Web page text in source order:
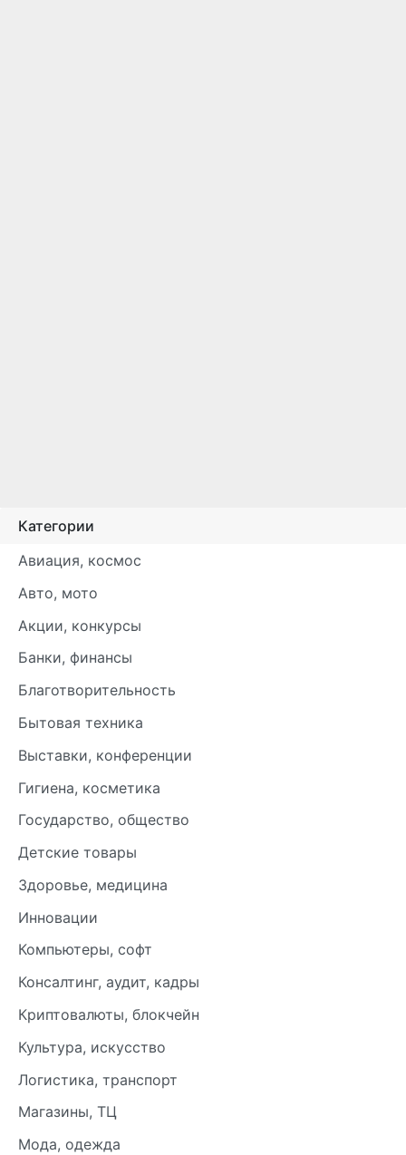
Категории
Авиация, космос
Авто, мото
Акции, конкурсы
Банки, финансы
Благотворительность
Бытовая техника
Выставки, конференции
Гигиена, косметика
Государство, общество
Детские товары
Здоровье, медицина
Инновации
Компьютеры, софт
Консалтинг, аудит, кадры
Криптовалюты, блокчейн
Культура, искусство
Логистика, транспорт
Магазины, ТЦ
Мода, одежда